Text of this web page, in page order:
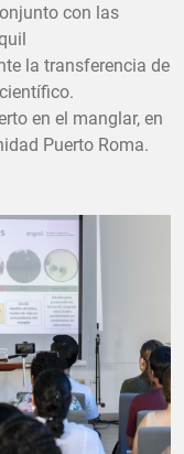
con las
la transferencia de
en el manglar, en
Puerto Roma.